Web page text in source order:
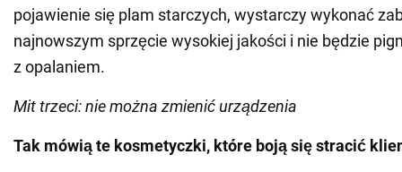
pojawienie się plam starczych, wystarczy wykonać
najnowszym sprzęcie wysokiej jakości i nie będzie
z opalaniem.
Mit trzeci: nie można zmienić urządzenia
Tak mówią te kosmetyczki, które boją się stracić